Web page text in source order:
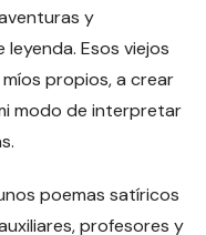
y
Esos viejos
propios, a crear
modo de interpretar
poemas satíricos
profesores y